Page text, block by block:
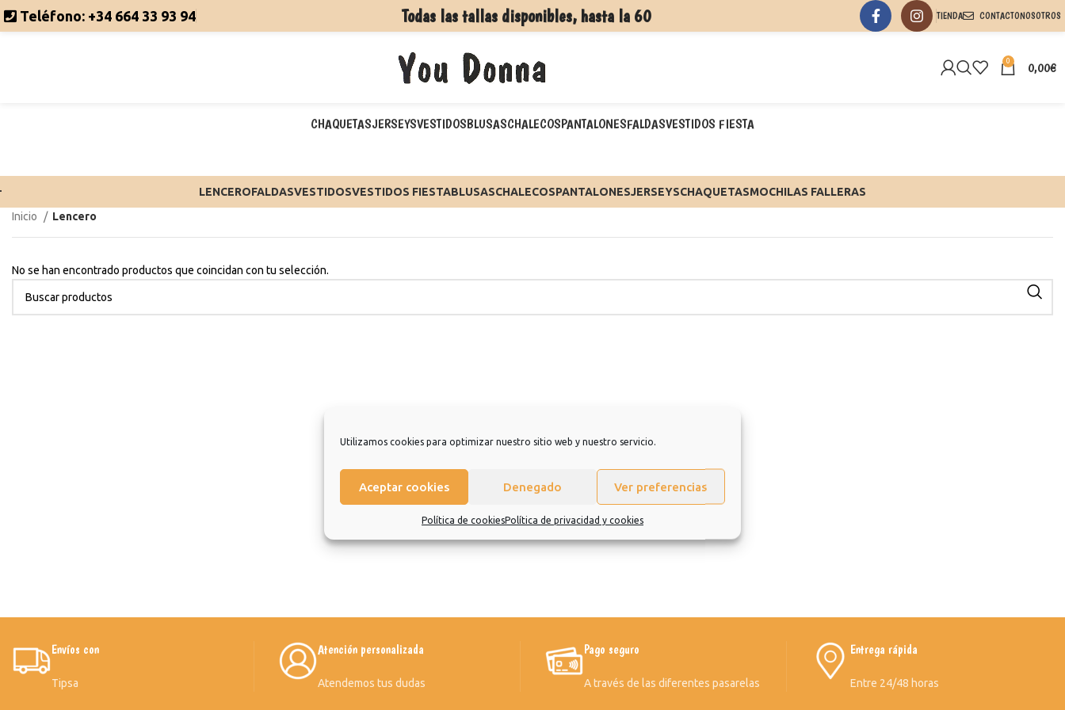
Utilizamos cookies para optimizar nuestro sitio web y nuestro servicio.
Aceptar cookies Denegado Ver preferencias
Política de cookiesPolítica de privacidad y cookies
Teléfono: +34 664 33 93 94 Todas las tallas disponibles, hasta la 60 TIENDA CONTACTONOSOTROS
0 0,00€
CHAQUETASJERSEYSVESTIDOSBLUSASCHALECOSPANTALONESFALDASVESTIDOS FIESTA
LENCEROFALDASVESTIDOSVESTIDOS FIESTABLUSASCHALECOSPANTALONESJERSEYSCHAQUETASMOCHILAS FALLERAS
Inicio
Lencero
No se han encontrado productos que coincidan con tu selección.
Envíos con
Tipsa
Atención personalizada
Atendemos tus dudas
Pago seguro
A través de las diferentes pasarelas
Entrega rápida
Entre 24/48 horas